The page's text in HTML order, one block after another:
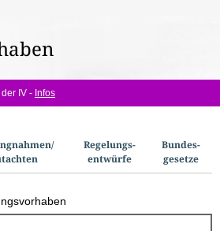
IV - Infos
Regelungs­
entwürfe
Bundes­
gesetze